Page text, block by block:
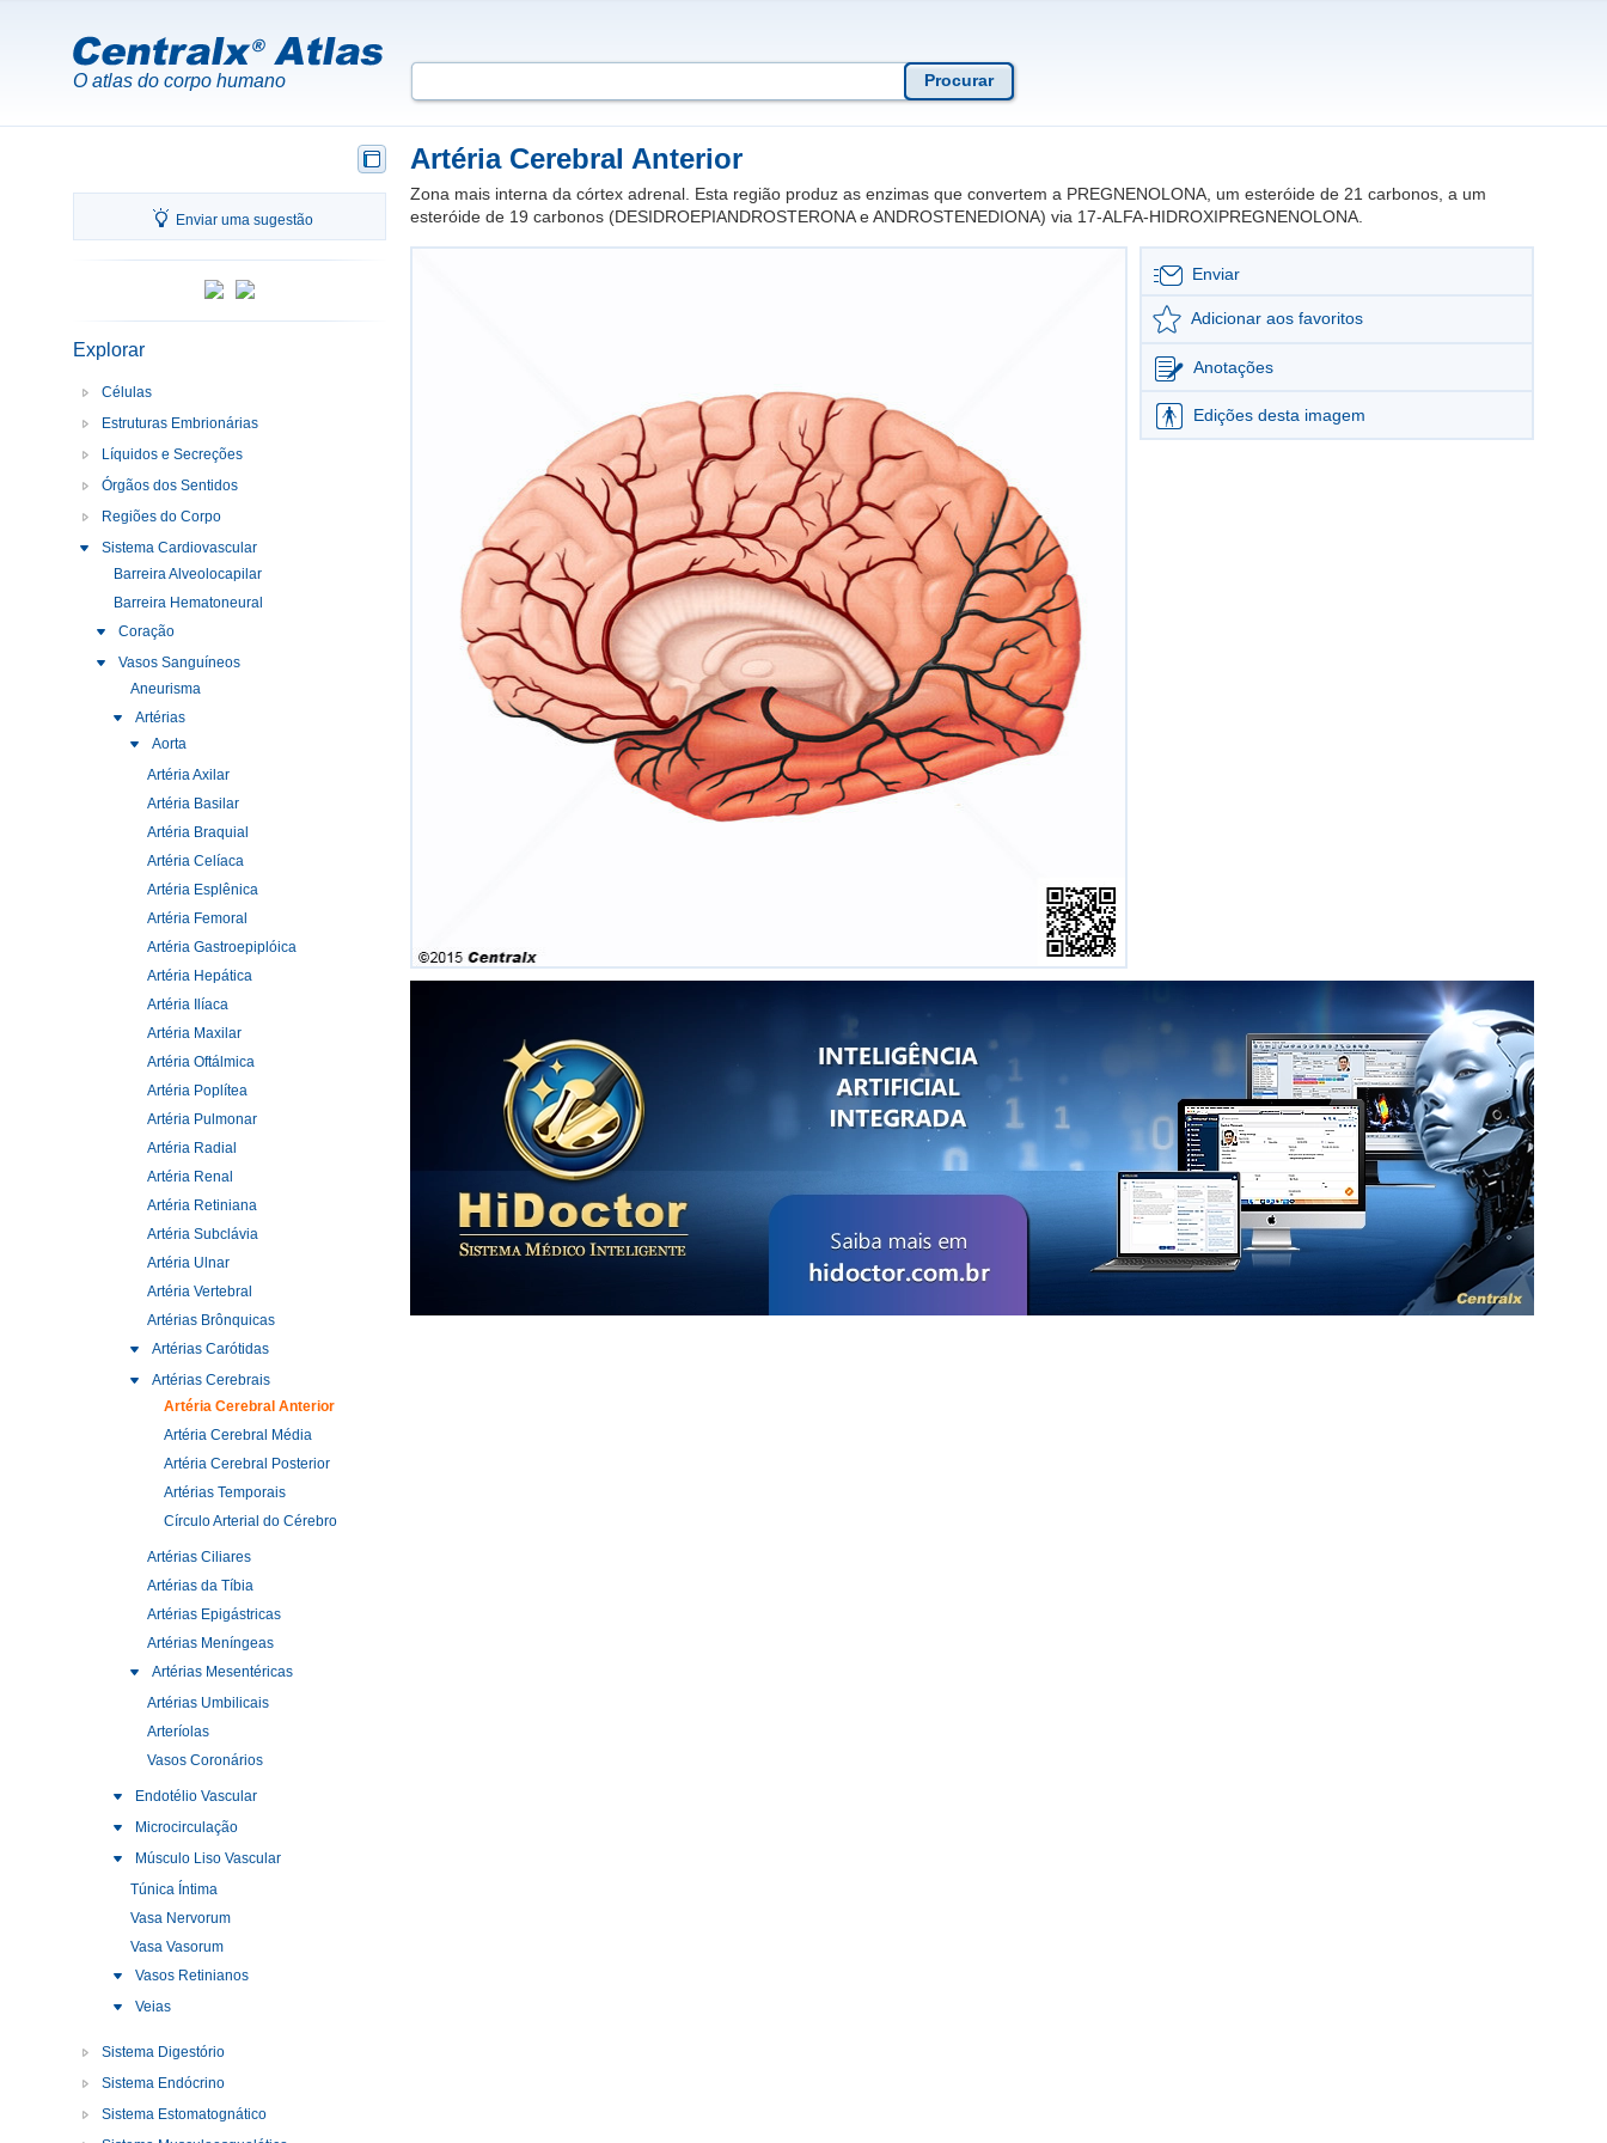
O atlas do corpo humano
Enviar uma sugestão
Explorar
Células
Estruturas Embrionárias
Líquidos e Secreções
Órgãos dos Sentidos
Regiões do Corpo
Sistema Cardiovascular
Barreira Alveolocapilar
Barreira Hematoneural
Coração
Vasos Sanguíneos
Aneurisma
Artérias
Aorta
Artéria Axilar
Artéria Basilar
Artéria Braquial
Artéria Celíaca
Artéria Esplênica
Artéria Femoral
Artéria Gastroepiplóica
Artéria Hepática
Artéria Ilíaca
Artéria Maxilar
Artéria Oftálmica
Artéria Poplítea
Artéria Pulmonar
Artéria Radial
Artéria Renal
Artéria Retiniana
Artéria Subclávia
Artéria Ulnar
Artéria Vertebral
Artérias Brônquicas
Artérias Carótidas
Artérias Cerebrais
Artéria Cerebral Anterior
Artéria Cerebral Média
Artéria Cerebral Posterior
Artérias Temporais
Círculo Arterial do Cérebro
Artérias Ciliares
Artérias da Tíbia
Artérias Epigástricas
Artérias Meníngeas
Artérias Mesentéricas
Artérias Umbilicais
Arteríolas
Vasos Coronários
Endotélio Vascular
Microcirculação
Músculo Liso Vascular
Túnica Íntima
Vasa Nervorum
Vasa Vasorum
Vasos Retinianos
Veias
Sistema Digestório
Sistema Endócrino
Sistema Estomatognático
Artéria Cerebral Anterior
Zona mais interna da córtex adrenal. Esta região produz as enzimas que convertem a PREGNENOLONA, um esteróide de 21 carbonos, a um
esteróide de 19 carbonos (DESIDROEPIANDROSTERONA e ANDROSTENEDIONA) via 17-ALFA-HIDROXIPREGNENOLONA.
Enviar
Adicionar aos favoritos
Anotações
Edições desta imagem